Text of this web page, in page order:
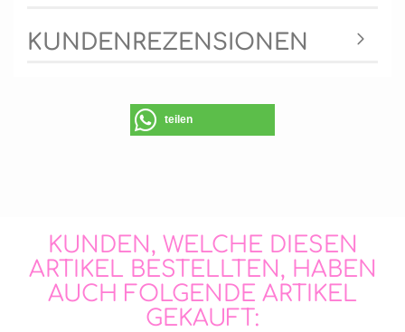
KUNDENREZENSIONEN
teilen
KUNDEN, WELCHE DIESEN
ARTIKEL BESTELLTEN, HABEN
AUCH FOLGENDE ARTIKEL
GEKAUFT: